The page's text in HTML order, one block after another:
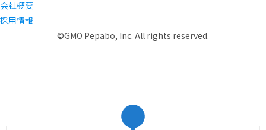
会社概要
採用情報
©GMO Pepabo, Inc. All rights reserved.